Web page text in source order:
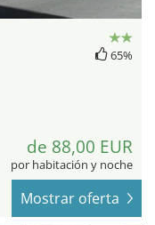
65%
de 88,00 EUR
por habitación y noche
Mostrar oferta